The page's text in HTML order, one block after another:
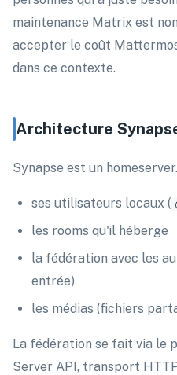
maintenance Matrix est
accepter le coût
dans ce contexte.
Architecture
Synapse est un
ses utilisateurs locaux (
les rooms qu'il héberge
la fédération avec les
entrée)
les médias (fichiers
La fédération se fait via le
Server API, transport